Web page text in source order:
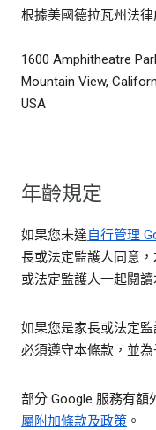
根據美國德拉瓦州法
1600 Amphitheatre
Mountain View,
USA
年齡規定
如果您未達自行管理
長或法定監護人同意
或法定監護人一起閱讀
如果您是家長或法定
必須遵守本條款，並
部分 Google 服務有額
屬附加條款及政策 。